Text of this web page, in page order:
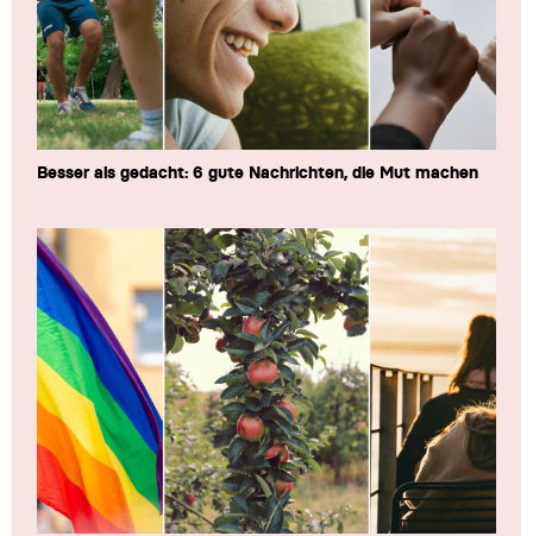
Besser als gedacht: 6 gute Nachrichten, die Mut machen